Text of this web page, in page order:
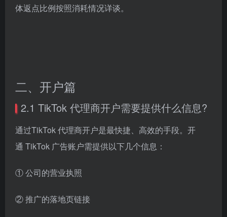
体返点比例按照消耗情况详谈。
二、开户篇
2.1 TikTok 代理商开户需要提供什么信息?
通过TikTok 代理商开户是最快捷、高效的手段。开
通 TikTok 广告账户需提供以下几个信息：
① 公司的营业执照
② 推广的落地页链接